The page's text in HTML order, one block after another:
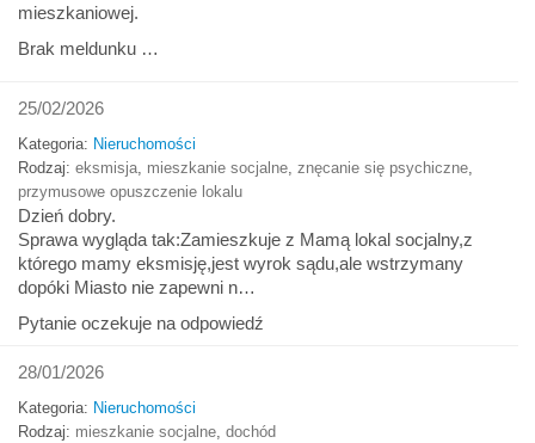
mieszkaniowej.
Brak meldunku …
25/02/2026
Kategoria: Nieruchomości
Rodzaj: eksmisja mieszkanie socjalne znęcanie się psychiczne
przymusowe opuszczenie lokalu
Dzień dobry.
Sprawa wygląda tak:Zamieszkuje z Mamą lokal socjalny,z
którego mamy eksmisję,jest wyrok sądu,ale wstrzymany
dopóki Miasto nie zapewni n…
Pytanie oczekuje na odpowiedź
28/01/2026
Kategoria: Nieruchomości
Rodzaj: mieszkanie socjalne dochód